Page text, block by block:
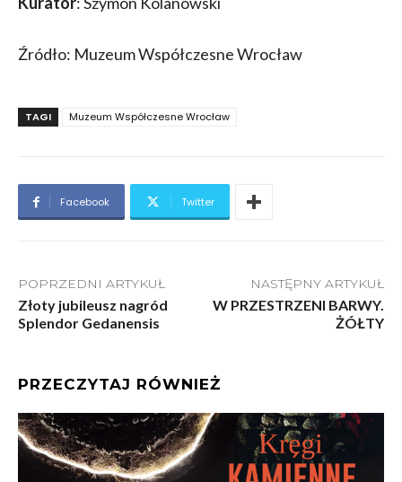
Źródło: Muzeum Współczesne Wrocław
TAGI Muzeum Współczesne Wrocław
Facebook Twitter
POPRZEDNI ARTYKUŁ
Złoty jubileusz nagród
Splendor Gedanensis
NASTĘPNY ARTYKUŁ
W PRZESTRZENI BARWY.
ŻÓŁTY
PRZECZYTAJ RÓWNIEŻ